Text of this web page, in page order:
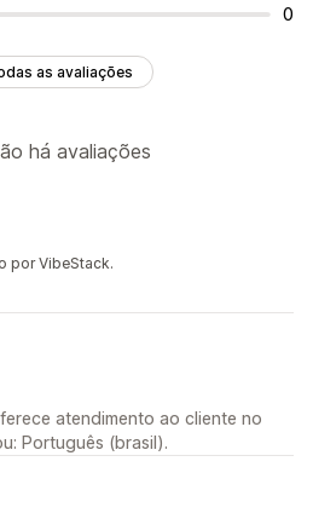
0
as avaliações
há avaliações
por VibeStack.
atendimento ao cliente no
Português (brasil).